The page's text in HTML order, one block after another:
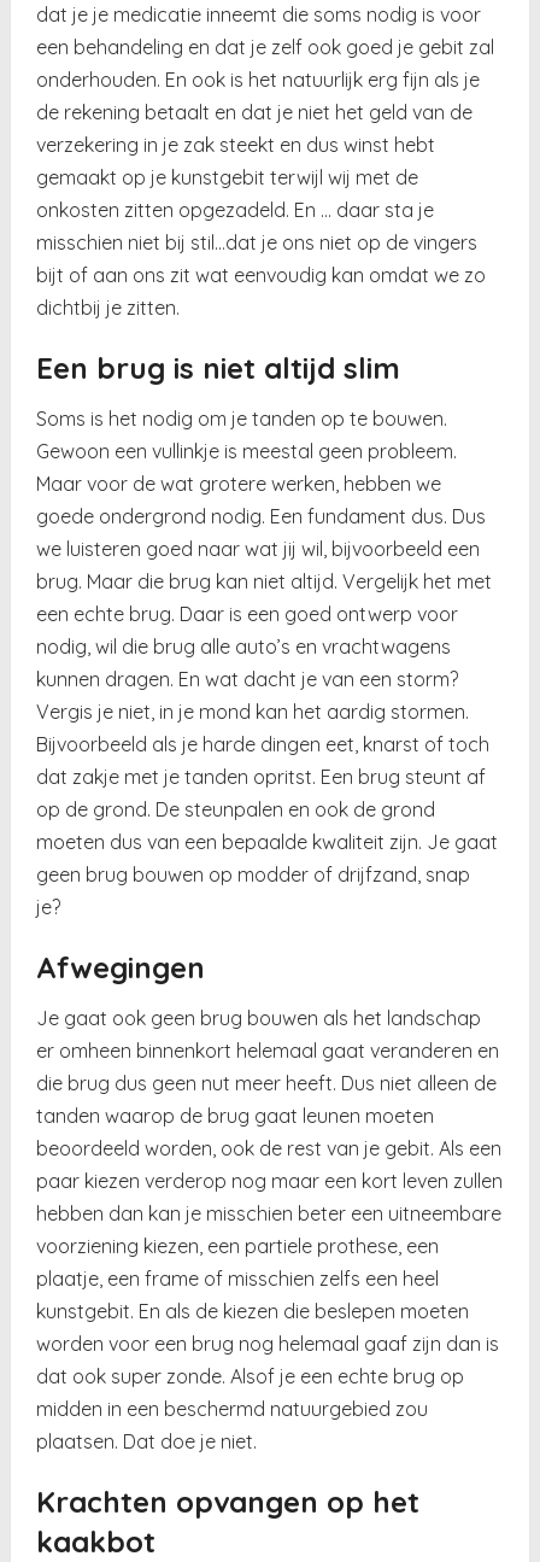
dat je je medicatie inneemt die soms nodig is voor
een behandeling en dat je zelf ook goed je gebit zal
onderhouden. En ook is het natuurlijk erg fijn als je
de rekening betaalt en dat je niet het geld van de
verzekering in je zak steekt en dus winst hebt
gemaakt op je kunstgebit terwijl wij met de
onkosten zitten opgezadeld. En … daar sta je
misschien niet bij stil…dat je ons niet op de vingers
bijt of aan ons zit wat eenvoudig kan omdat we zo
dichtbij je zitten.
Een brug is niet altijd slim
Soms is het nodig om je tanden op te bouwen.
Gewoon een vullinkje is meestal geen probleem.
Maar voor de wat grotere werken, hebben we
goede ondergrond nodig. Een fundament dus. Dus
we luisteren goed naar wat jij wil, bijvoorbeeld een
brug. Maar die brug kan niet altijd. Vergelijk het met
een echte brug. Daar is een goed ontwerp voor
nodig, wil die brug alle auto’s en vrachtwagens
kunnen dragen. En wat dacht je van een storm?
Vergis je niet, in je mond kan het aardig stormen.
Bijvoorbeeld als je harde dingen eet, knarst of toch
dat zakje met je tanden opritst. Een brug steunt af
op de grond. De steunpalen en ook de grond
moeten dus van een bepaalde kwaliteit zijn. Je gaat
geen brug bouwen op modder of drijfzand, snap
je?
Afwegingen
Je gaat ook geen brug bouwen als het landschap
er omheen binnenkort helemaal gaat veranderen en
die brug dus geen nut meer heeft. Dus niet alleen de
tanden waarop de brug gaat leunen moeten
beoordeeld worden, ook de rest van je gebit. Als een
paar kiezen verderop nog maar een kort leven zullen
hebben dan kan je misschien beter een uitneembare
voorziening kiezen, een partiele prothese, een
plaatje, een frame of misschien zelfs een heel
kunstgebit. En als de kiezen die beslepen moeten
worden voor een brug nog helemaal gaaf zijn dan is
dat ook super zonde. Alsof je een echte brug op
midden in een beschermd natuurgebied zou
plaatsen. Dat doe je niet.
Krachten opvangen op het
kaakbot